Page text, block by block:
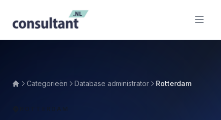
Categorieën Database administrator Rotterdam